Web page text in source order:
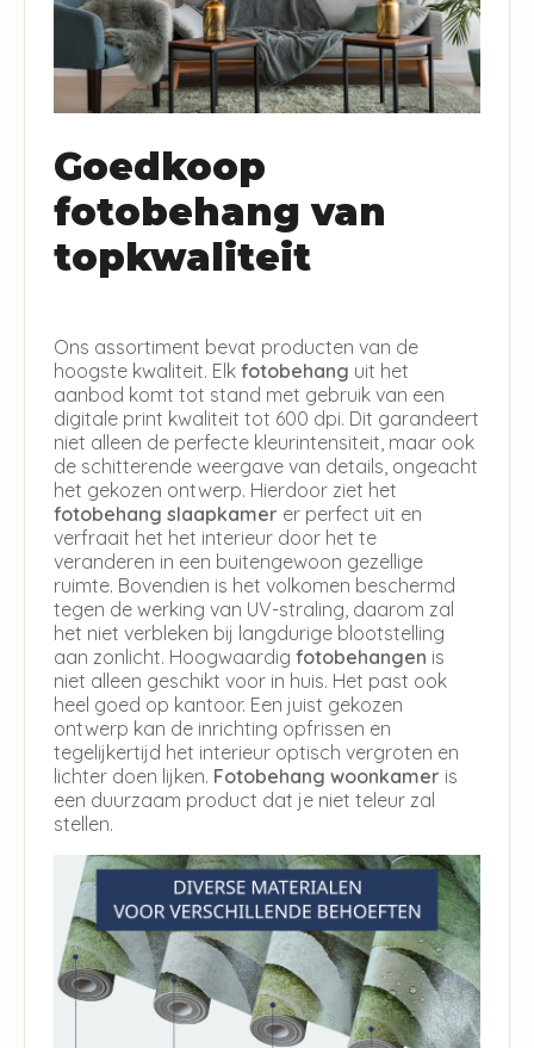
Goedkoop
fotobehang van
topkwaliteit
Ons assortiment bevat producten van de
hoogste kwaliteit. Elk fotobehang uit het
aanbod komt tot stand met gebruik van een
digitale print kwaliteit tot 600 dpi. Dit garandeert
niet alleen de perfecte kleurintensiteit, maar ook
de schitterende weergave van details, ongeacht
het gekozen ontwerp. Hierdoor ziet het
fotobehang slaapkamer er perfect uit en
verfraait het het interieur door het te
veranderen in een buitengewoon gezellige
ruimte. Bovendien is het volkomen beschermd
tegen de werking van UV-straling, daarom zal
het niet verbleken bij langdurige blootstelling
aan zonlicht. Hoogwaardig fotobehangen is
niet alleen geschikt voor in huis. Het past ook
heel goed op kantoor. Een juist gekozen
ontwerp kan de inrichting opfrissen en
tegelijkertijd het interieur optisch vergroten en
lichter doen lijken. Fotobehang woonkamer is
een duurzaam product dat je niet teleur zal
stellen.